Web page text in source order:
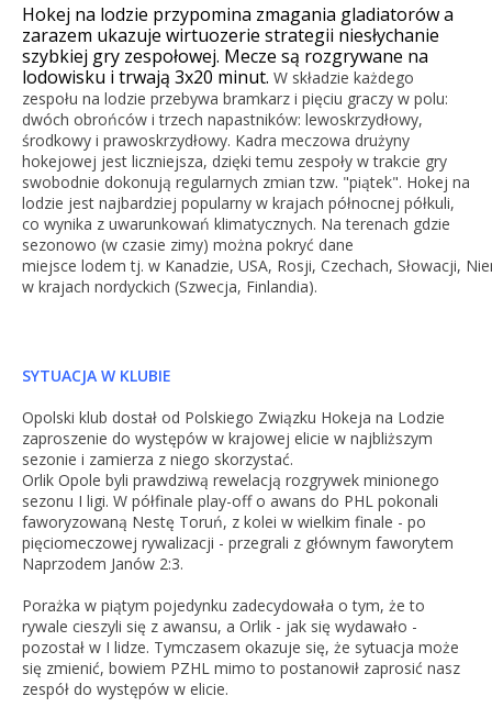
Hokej na lodzie przypomina zmagania gladiatorów a
zarazem ukazuje wirtuozerie strategii niesłychanie
szybkiej gry zespołowej. Mecze są rozgrywane na
lodowisku i trwają 3x20 minut. W składzie każdego
zespołu na lodzie przebywa bramkarz i pięciu graczy w polu:
dwóch obrońców i trzech napastników: lewoskrzydłowy,
środkowy i prawoskrzydłowy. Kadra meczowa drużyny
hokejowej jest liczniejsza, dzięki temu zespoły w trakcie gry
swobodnie dokonują regularnych zmian tzw. "piątek". Hokej na
lodzie jest najbardziej popularny w krajach północnej półkuli,
co wynika z uwarunkowań klimatycznych. Na terenach gdzie
sezonowo (w czasie zimy) można pokryć dane
miejsce lodem tj. w Kanadzie, USA, Rosji, Czechach, Słowacji,
w krajach nordyckich (Szwecja, Finlandia).
SYTUACJA W KLUBIE
Opolski klub dostał od Polskiego Związku Hokeja na Lodzie
zaproszenie do występów w krajowej elicie w najbliższym
sezonie i zamierza z niego skorzystać.
Orlik Opole byli prawdziwą rewelacją rozgrywek minionego
sezonu I ligi. W półfinale play-off o awans do PHL pokonali
faworyzowaną Nestę Toruń, z kolei w wielkim finale - po
pięciomeczowej rywalizacji - przegrali z głównym faworytem
Naprzodem Janów 2:3.
Porażka w piątym pojedynku zadecydowała o tym, że to
rywale cieszyli się z awansu, a Orlik - jak się wydawało -
pozostał w I lidze. Tymczasem okazuje się, że sytuacja może
się zmienić, bowiem PZHL mimo to postanowił zaprosić nasz
zespół do występów w elicie.